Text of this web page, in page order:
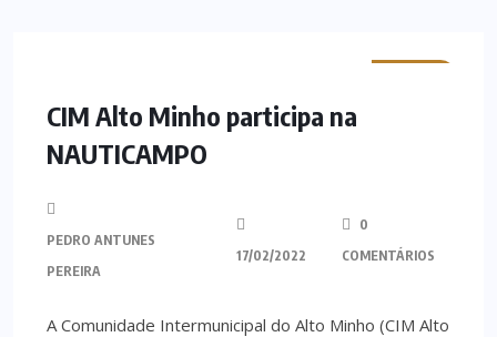
CIM Alto Minho participa na
NAUTICAMPO
PEDRO ANTUNES
PEREIRA
17/02/2022
0
COMENTÁRIOS
A Comunidade Intermunicipal do Alto Minho (CIM Alto